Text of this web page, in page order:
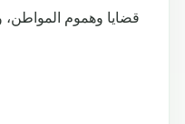
قضايا وهموم المواطن،